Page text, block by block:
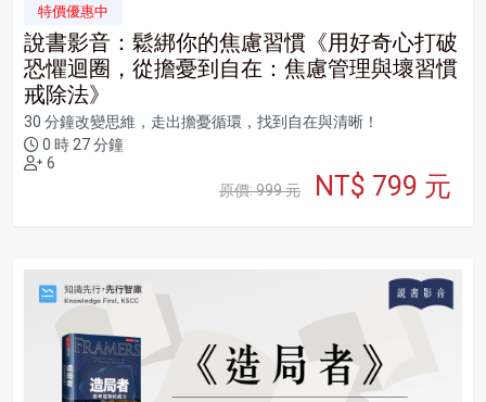
特價優惠中
說書影音：鬆綁你的焦慮習慣《用好奇心打破
恐懼迴圈，從擔憂到自在：焦慮管理與壞習慣
戒除法》
30 分鐘改變思維，走出擔憂循環，找到自在與清晰！
0 時 27 分鐘
6
原價: 999 元
NT$ 799 元